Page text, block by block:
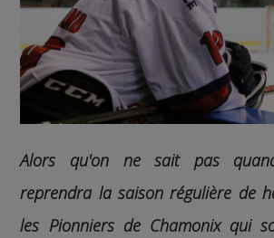
Alors qu'on ne sait pas
reprendra la saison régulière de
les Pionniers de Chamonix qui